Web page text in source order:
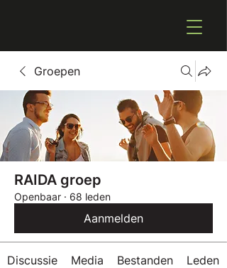
Groepen
RAIDA groep
Openbaar · 68 leden
Aanmelden
Discussie Media Bestanden Leden